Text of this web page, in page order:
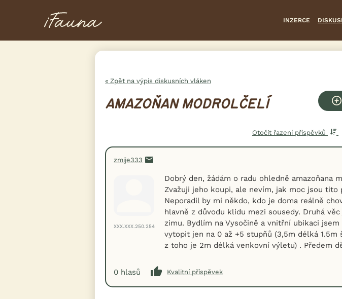
INZERCE
« Zpět na výpis diskusních vláken
AMAZOŇAN MODROLČELÍ
Otočit řazení příspěvků
zmije333
XXX.XXX.250.254
Dobrý den, žádám o radu ohledně amazoňana
Zvažuji jeho koupi, ale nevím, jak moc jsou tito
Neporadil by mi někdo, kdo je doma reálně
hlavně z důvodu klidu mezi sousedy. Druhá
zimu. Bydlím na Vysočině a vnitřní ubikaci
vytopit jen na 0 až +5 stupňů (3,5m délká 1.5m
z toho je 2m délká venkovní výletu) . Předem
0 hlasů Kvalitní příspěvek